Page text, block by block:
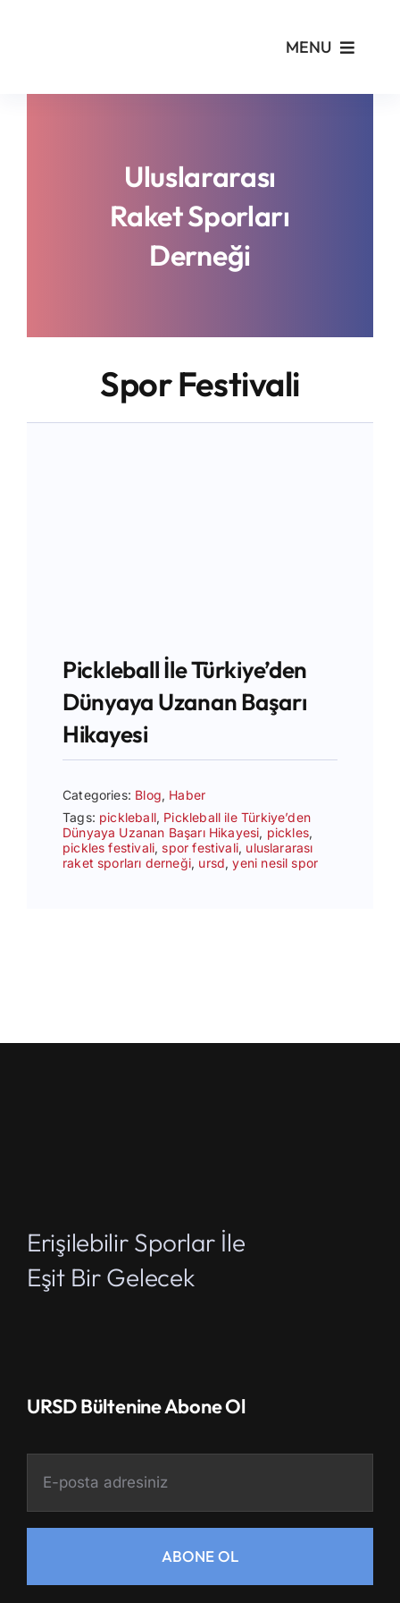
MENU
Kurumsal
Turnuvalar
PickleFast
Branşlar
Blog
Uluslararası
Raket Sporları
Derneği
Spor Festivali
Pickleball İle Türkiye’den
Dünyaya Uzanan Başarı
Hikayesi
Categories: Blog, Haber
Tags: pickleball, Pickleball ile Türkiye’den
Dünyaya Uzanan Başarı Hikayesi, pickles,
pickles festivali, spor festivali, uluslararası
raket sporları derneği, ursd,yeni nesil spor
Erişilebilir Sporlar İle
Eşit Bir Gelecek
URSD Bültenine Abone Ol
ABONE OL